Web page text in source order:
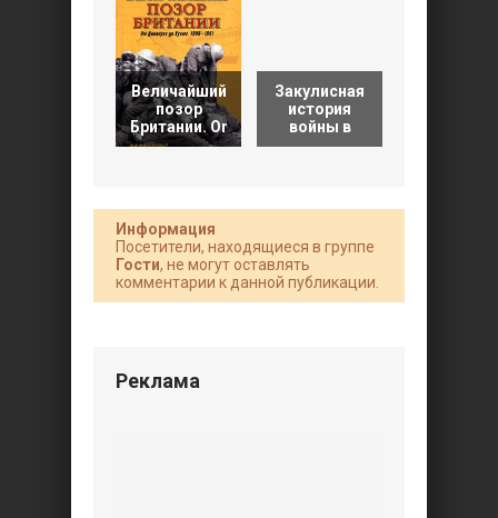
Величайший
позор
Британии. Or
Закулисная
история
войны в
Информация
Посетители, находящиеся в группе
Гости, не могут оставлять
комментарии к данной публикации.
Реклама